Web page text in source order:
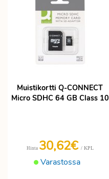
Muistikortti Q-CONNECT
Micro SDHC 64 GB Class 10
Varastossa
Hinta 30,62€ / KPL